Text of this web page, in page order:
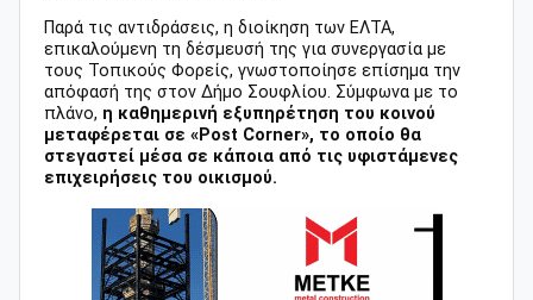
Παρά τις αντιδράσεις, η διοίκηση των ΕΛΤΑ,
επικαλούμενη τη δέσμευσή της για συνεργασία με
τους Τοπικούς Φορείς, γνωστοποίησε επίσημα την
απόφασή της στον Δήμο Σουφλίου. Σύμφωνα με το
πλάνο, η καθημερινή εξυπηρέτηση του κοινού
μεταφέρεται σε «Post Corner», το οποίο θα
στεγαστεί μέσα σε κάποια από τις υφιστάμενες
επιχειρήσεις του οικισμού.